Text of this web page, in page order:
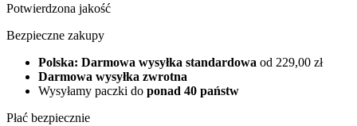
Potwierdzona jakość
Bezpieczne zakupy
Polska: Darmowa wysyłka standardowa od 229,00 zł
Darmowa wysyłka zwrotna
Wysyłamy paczki do ponad 40 państw
Płać bezpiecznie